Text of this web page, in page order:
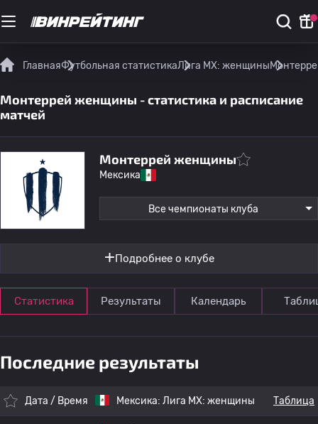
ГлавнаяФутбольная статистикаЛига МХ: женщины
Монтеррей женщины - статистика и расписание
матчей
Монтеррей женщины
Мексика
Все чемпионаты клуба
Подробнее о клубе
Статистика Результаты Календарь
Последние результаты
Дата / Время Мексика: Лига МХ: женщины Таблица